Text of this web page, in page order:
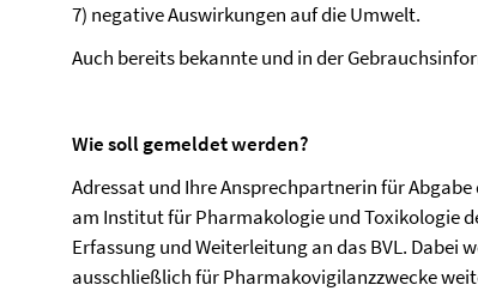
7) negative Auswirkungen auf die Umwelt.
Auch bereits bekannte und in der
Wie soll gemeldet werden?
Adressat und Ihre Ansprechpartnerin für
am Institut für Pharmakologie und Toxikologie
Erfassung und Weiterleitung an das BVL.
ausschließlich für Pharmakovigilanzzwecke